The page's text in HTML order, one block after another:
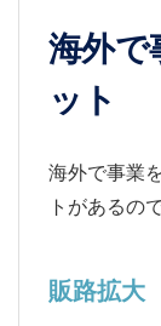
海外で
ット
海外で事業
トがあるの
販路拡大